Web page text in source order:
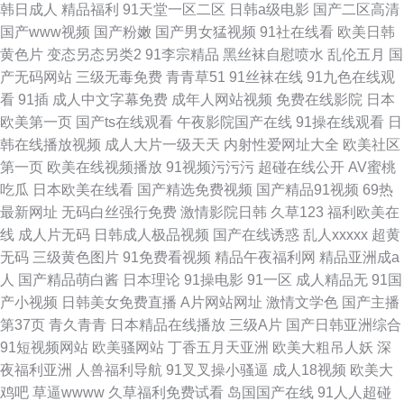
韩日成人 精品福利 91天堂一区二区 日韩a级电影 国产二区高清
国产www视频 国产粉嫩 国产男女猛视频 91社在线看 欧美日韩
黄色片 变态另态另类2 91李宗精品 黑丝袜自慰喷水 乱伦五月 国
产无码网站 三级无毒免费 青青草51 91丝袜在线 91九色在线观
看 91插 成人中文字幕免费 成年人网站视频 免费在线影院 日本
欧美第一页 国产ts在线观看 午夜影院国产在线 91操在线观看 日
韩在线播放视频 成人大片一级天天 内射性爱网址大全 欧美社区
第一页 欧美在线视频播放 91视频污污污 超碰在线公开 AV蜜桃
吃瓜 日本欧美在线看 国产精选免费视频 国产精品91视频 69热
最新网址 无码白丝强行免费 激情影院日韩 久草123 福利欧美在
线 成人片无码 日韩成人极品视频 国产在线诱惑 乱人xxxxx 超黄
无码 三级黄色图片 91免费看视频 精品午夜福利网 精品亚洲成a
人 国产精品萌白酱 日本理论 91操电影 91一区 成人精品无 91国
产小视频 日韩美女免费直播 A片网站网址 激情文学色 国产主播
第37页 青久青青 日本精品在线播放 三级A片 国产日韩亚洲综合
91短视频网站 欧美骚网站 丁香五月天亚洲 欧美大粗吊人妖 深
夜福利亚洲
人兽福利导航 91叉叉操小骚逼 成人18视频 欧美大
鸡吧 草逼wwww 久草福利免费试看 岛国国产在线 91人人超碰